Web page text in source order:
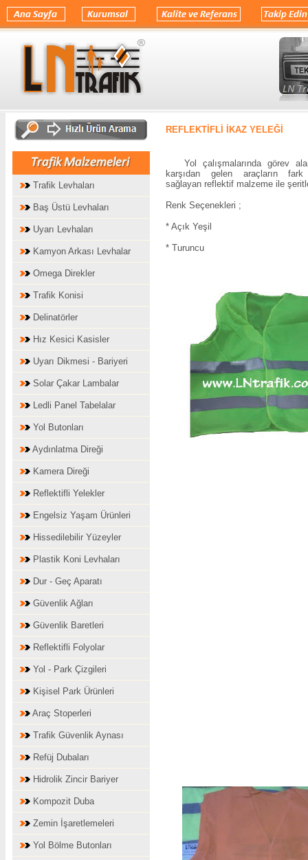
Trafik Levhaları
Baş Üstü Levhaları
Uyarı Levhaları
Kamyon Arkası Levhalar
Omega Direkler
Trafik Konisi
Delinatörler
Hız Kesici Kasisler
Uyarı Dikmesi - Bariyeri
Solar Çakar Lambalar
Ledli Panel Tabelalar
Yol Butonları
Aydınlatma Direği
Kamera Direği
Reflektifli Yelekler
Engelsiz Yaşam Ürünleri
Hissedilebilir Yüzeyler
Plastik Koni Levhaları
Dur - Geç Aparatı
Güvenlik Ağları
Güvenlik Baretleri
Reflektifli Folyolar
Yol - Park Çizgileri
Kişisel Park Ürünleri
Araç Stoperleri
Trafik Güvenlik Aynası
Refüj Dubaları
Hidrolik Zincir Bariyer
Kompozit Duba
Zemin İşaretlemeleri
Yol Bölme Butonları
REFLEKTİFLİ İKAZ YELEĞİ
Yol çalışmalarında görev
karşıdan gelen araçların fark
sağlayan reflektif malzeme ile
Renk Seçenekleri ;
* Açık Yeşil
* Turuncu